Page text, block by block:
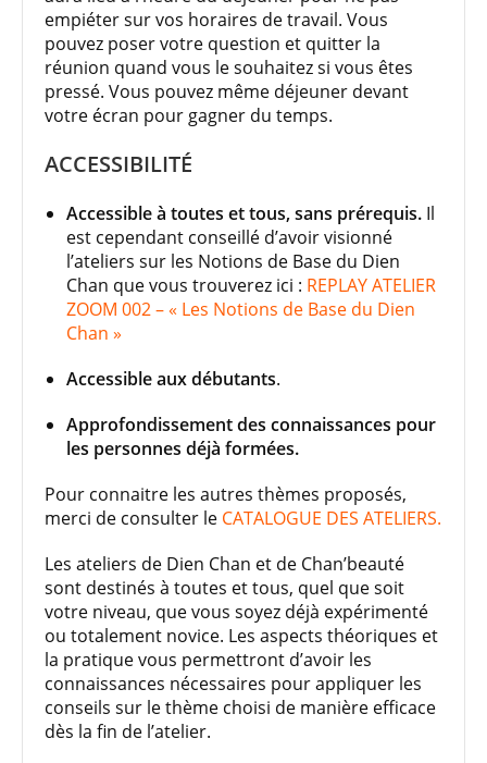
empiéter sur vos horaires de travail. Vous
pouvez poser votre question et quitter la
réunion quand vous le souhaitez si vous êtes
pressé. Vous pouvez même déjeuner devant
votre écran pour gagner du temps.
ACCESSIBILITÉ
Accessible à toutes et tous, sans prérequis. Il
est cependant conseillé d’avoir visionné
l’ateliers sur les Notions de Base du Dien
Chan que vous trouverez ici : REPLAY ATELIER
ZOOM 002 – « Les Notions de Base du Dien
Chan »
Accessible aux débutants.
Approfondissement des connaissances pour
les personnes déjà formées.
Pour connaitre les autres thèmes proposés,
merci de consulter le CATALOGUE DES ATELIERS.
Les ateliers de Dien Chan et de Chan’beauté
sont destinés à toutes et tous, quel que soit
votre niveau, que vous soyez déjà expérimenté
ou totalement novice. Les aspects théoriques et
la pratique vous permettront d’avoir les
connaissances nécessaires pour appliquer les
conseils sur le thème choisi de manière efficace
dès la fin de l’atelier.